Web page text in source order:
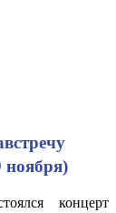
ноября)
концерт